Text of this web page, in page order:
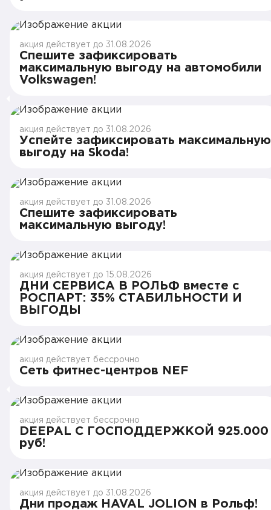
акция действует до 31.08.2026
Спешите зафиксировать
максимальную выгоду на автомобили
Volkswagen!
акция действует до 31.08.2026
Успейте зафиксировать максимальную
выгоду на Skoda!
акция действует до 31.08.2026
Спешите зафиксировать
максимальную выгоду!
акция действует до 15.08.2026
ДНИ СЕРВИСА В РОЛЬФ вместе с
РОСПАРТ: 35% СТАБИЛЬНОСТИ И
ВЫГОДЫ
акция действует бессрочно
Сеть фитнес-центров NEF
акция действует бессрочно
DEEPAL С ГОСПОДДЕРЖКОЙ 925.000
руб!
акция действует до 31.08.2026
Дни продаж HAVAL JOLION в Рольф!